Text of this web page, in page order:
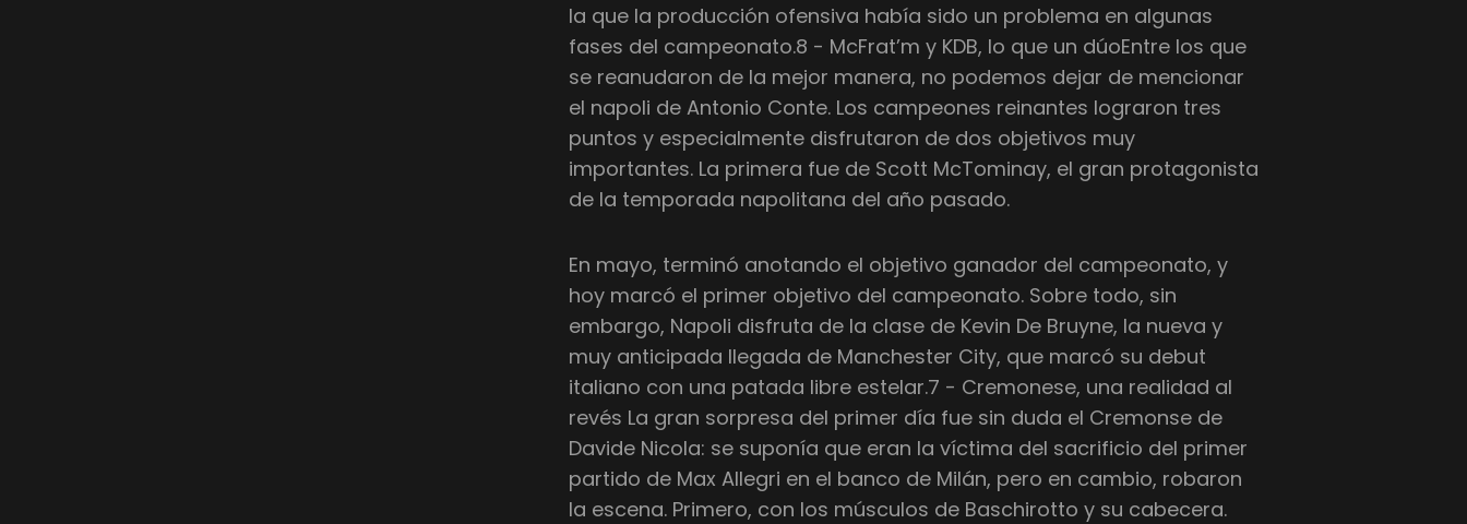
la que la producción ofensiva había sido un problema en algunas
fases del campeonato.8 - McFrat’m y KDB, lo que un dúoEntre los que
se reanudaron de la mejor manera, no podemos dejar de mencionar
el napoli de Antonio Conte. Los campeones reinantes lograron tres
puntos y especialmente disfrutaron de dos objetivos muy
importantes. La primera fue de Scott McTominay, el gran protagonista
de la temporada napolitana del año pasado.
En mayo, terminó anotando el objetivo ganador del campeonato, y
hoy marcó el primer objetivo del campeonato. Sobre todo, sin
embargo, Napoli disfruta de la clase de Kevin De Bruyne, la nueva y
muy anticipada llegada de Manchester City, que marcó su debut
italiano con una patada libre estelar.7 - Cremonese, una realidad al
revés La gran sorpresa del primer día fue sin duda el Cremonse de
Davide Nicola: se suponía que eran la víctima del sacrificio del primer
partido de Max Allegri en el banco de Milán, pero en cambio, robaron
la escena. Primero, con los músculos de Baschirotto y su cabecera.